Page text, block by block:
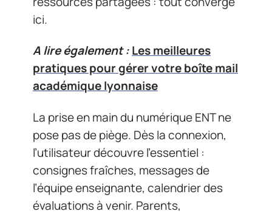
ici.
A lire également :Les meilleures
pratiques pour gérer votre boîte mail
académique lyonnaise
La prise en main du numérique ENT ne
pose pas de piège. Dès la connexion,
l’utilisateur découvre l’essentiel :
consignes fraîches, messages de
l’équipe enseignante, calendrier des
évaluations à venir. Parents,